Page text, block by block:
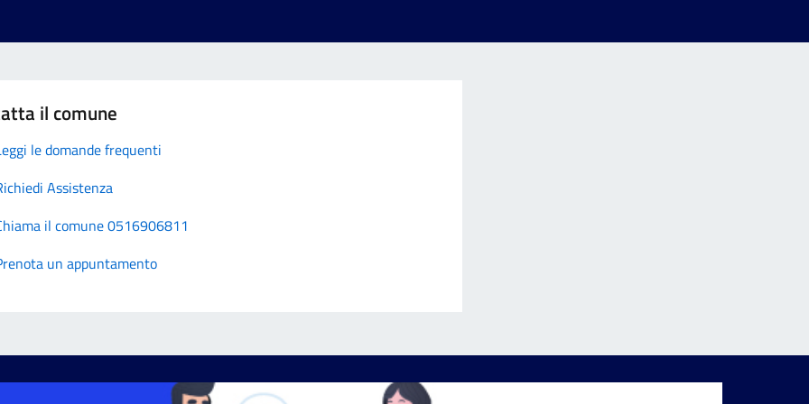
il comune
le domande frequenti
Assistenza
il comune 0516906811
un appuntamento